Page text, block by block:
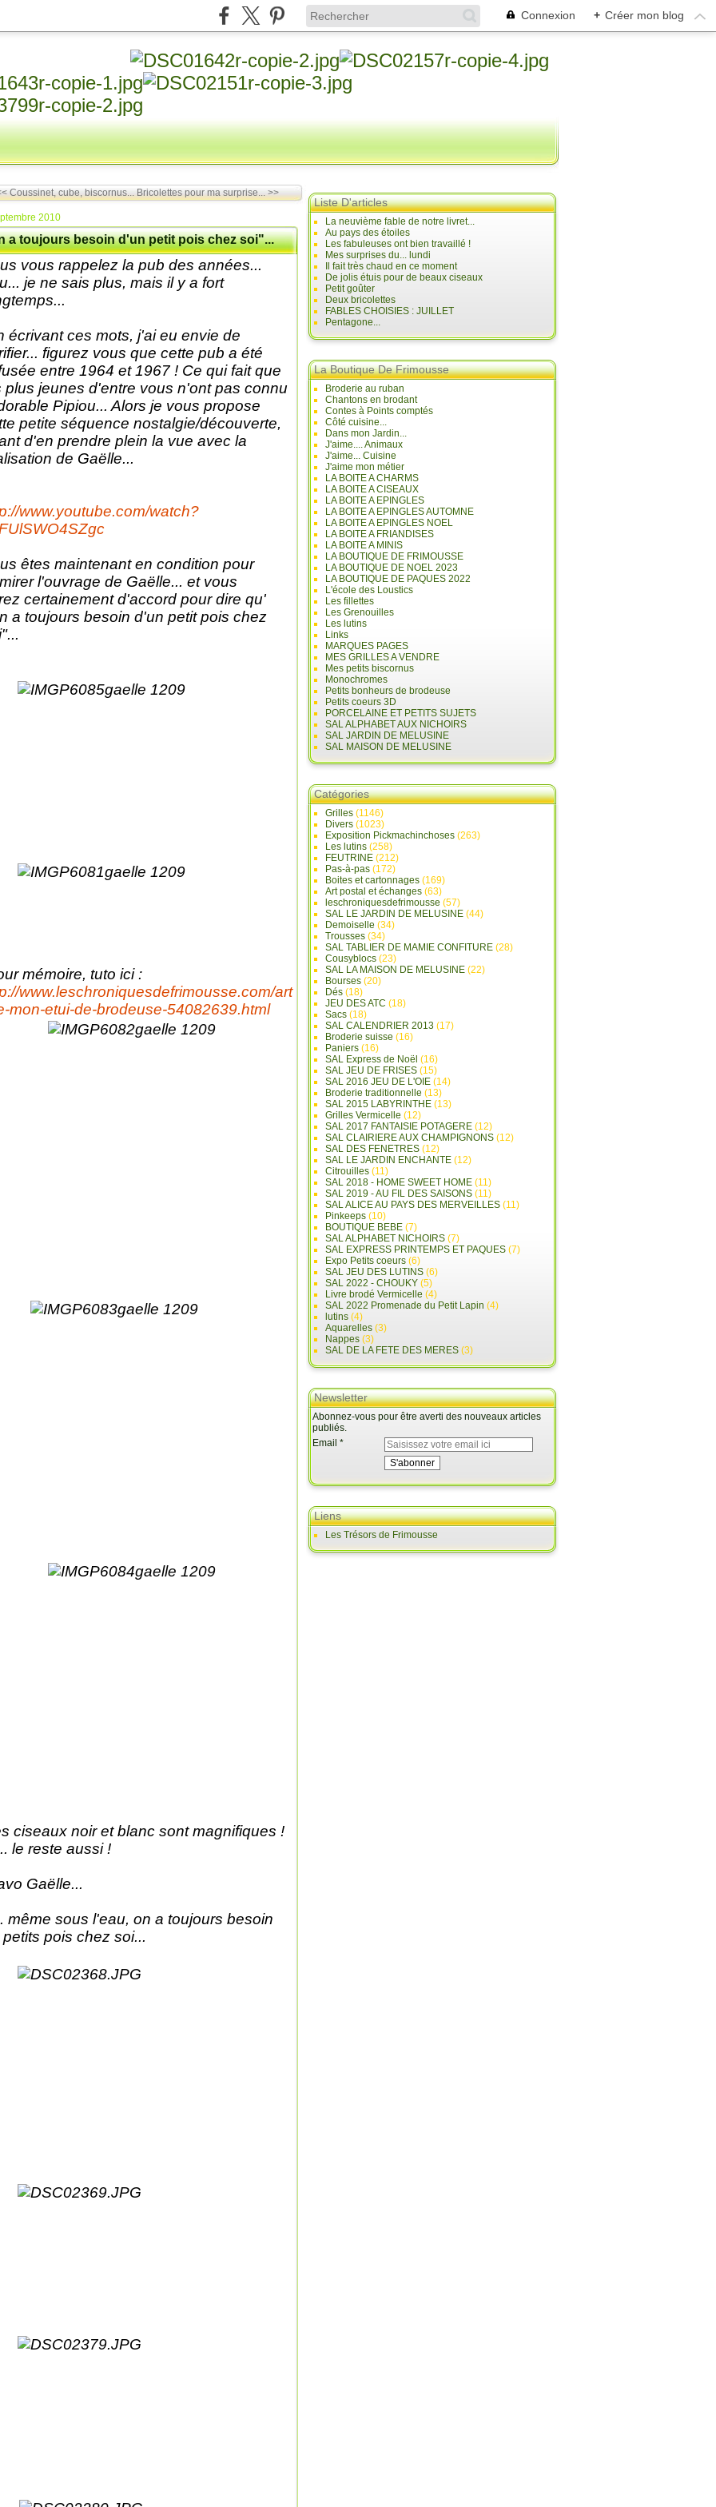
Connexion + Créer mon blog
Coussinet, cube, biscornus... Bricolettes pour ma surprise... >>
2010
a toujours besoin d'un petit pois chez soi"...
vous rappelez la pub des années...
je ne sais plus, mais il y a fort
écrivant ces mots, j'ai eu envie de
figurez vous que cette pub a été
entre 1964 et 1967 ! Ce qui fait que
plus jeunes d'entre vous n'ont pas connu
Pipiou... Alors je vous propose
petite séquence nostalgie/découverte,
d'en prendre plein la vue avec la
de Gaëlle...
www.youtube.com/watch?
êtes maintenant en condition pour
l'ouvrage de Gaëlle... et vous
certainement d'accord pour dire qu'
a toujours besoin d'un petit pois chez
mémoire, tuto ici :
www.leschroniquesdefrimousse.com/art
mon-etui-de-brodeuse-54082639.html
ciseaux noir et blanc sont magnifiques !
le reste aussi !
Gaëlle...
même sous l'eau, on a toujours besoin
pois chez soi...
Liste D'articles
La neuvième fable de notre livret...
Au pays des étoiles
Les fabuleuses ont bien travaillé !
Mes surprises du... lundi
Il fait très chaud en ce moment
De jolis étuis pour de beaux ciseaux
Petit goûter
Deux bricolettes
FABLES CHOISIES : JUILLET
Pentagone...
La Boutique De Frimousse
Broderie au ruban
Chantons en brodant
Contes à Points comptés
Côté cuisine...
Dans mon Jardin...
J'aime.... Animaux
J'aime... Cuisine
J'aime mon métier
LA BOITE A CHARMS
LA BOITE A CISEAUX
LA BOITE A EPINGLES
LA BOITE A EPINGLES AUTOMNE
LA BOITE A EPINGLES NOEL
LA BOITE A FRIANDISES
LA BOITE A MINIS
LA BOUTIQUE DE FRIMOUSSE
LA BOUTIQUE DE NOEL 2023
LA BOUTIQUE DE PAQUES 2022
L'école des Loustics
Les fillettes
Les Grenouilles
Les lutins
Links
MARQUES PAGES
MES GRILLES A VENDRE
Mes petits biscornus
Monochromes
Petits bonheurs de brodeuse
Petits coeurs 3D
PORCELAINE ET PETITS SUJETS
SAL ALPHABET AUX NICHOIRS
SAL JARDIN DE MELUSINE
SAL MAISON DE MELUSINE
Catégories
Grilles (1146)
Divers (1023)
Exposition Pickmachinchoses (263)
Les lutins (258)
FEUTRINE (212)
Pas-à-pas (172)
Boites et cartonnages (169)
Art postal et échanges (63)
leschroniquesdefrimousse (57)
SAL LE JARDIN DE MELUSINE (44)
Demoiselle (34)
Trousses (34)
SAL TABLIER DE MAMIE CONFITURE (28)
Cousyblocs (23)
SAL LA MAISON DE MELUSINE (22)
Bourses (20)
Dés (18)
JEU DES ATC (18)
Sacs (18)
SAL CALENDRIER 2013 (17)
Broderie suisse (16)
Paniers (16)
SAL Express de Noël (16)
SAL JEU DE FRISES (15)
SAL 2016 JEU DE L'OIE (14)
Broderie traditionnelle (13)
SAL 2015 LABYRINTHE (13)
Grilles Vermicelle (12)
SAL 2017 FANTAISIE POTAGERE (12)
SAL CLAIRIERE AUX CHAMPIGNONS (12)
SAL DES FENETRES (12)
SAL LE JARDIN ENCHANTE (12)
Citrouilles (11)
SAL 2018 - HOME SWEET HOME (11)
SAL 2019 - AU FIL DES SAISONS (11)
SAL ALICE AU PAYS DES MERVEILLES (11)
Pinkeeps (10)
BOUTIQUE BEBE (7)
SAL ALPHABET NICHOIRS (7)
SAL EXPRESS PRINTEMPS ET PAQUES (7)
Expo Petits coeurs (6)
SAL JEU DES LUTINS (6)
SAL 2022 - CHOUKY (5)
Livre brodé Vermicelle (4)
SAL 2022 Promenade du Petit Lapin (4)
lutins (4)
Aquarelles (3)
Nappes (3)
SAL DE LA FETE DES MERES (3)
Newsletter
Abonnez-vous pour être averti des nouveaux articles
publiés.
Email
Liens
Les Trésors de Frimousse